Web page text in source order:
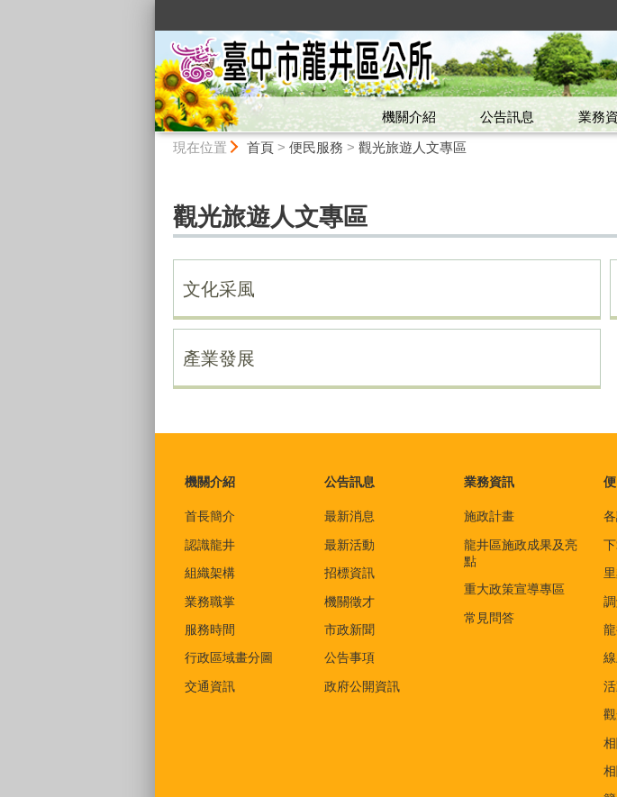
機關介紹 公告訊息 業務
現在位置 首頁> 便民服務 > 觀光旅遊人文專區
觀光旅遊人文專區
文化采風
產業發展
機關介紹
首長簡介
認識龍井
組織架構
業務職掌
服務時間
行政區域畫分圖
交通資訊
公告訊息
最新消息
最新活動
招標資訊
機關徵才
市政新聞
公告事項
政府公開資訊
業務資訊
施政計畫
龍井區施政成果及亮
點
重大政策宣導專區
常見問答